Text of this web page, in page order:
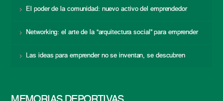
El poder de la comunidad: nuevo activo del emprendedor
Networking: el arte de la “arquitectura social” para emprender
Las ideas para emprender no se inventan, se descubren